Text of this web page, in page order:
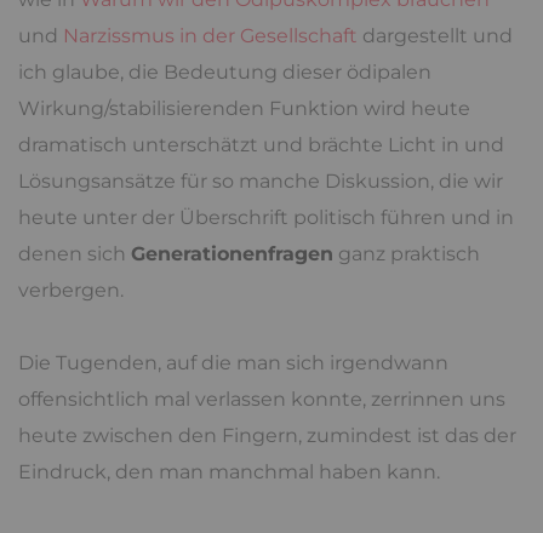
und Narzissmus in der Gesellschaft dargestellt und
ich glaube, die Bedeutung dieser ödipalen
Wirkung/stabilisierenden Funktion wird heute
dramatisch unterschätzt und brächte Licht in und
Lösungsansätze für so manche Diskussion, die wir
heute unter der Überschrift politisch führen und in
denen sich Generationenfragen ganz praktisch
verbergen.
Die Tugenden, auf die man sich irgendwann
offensichtlich mal verlassen konnte, zerrinnen uns
heute zwischen den Fingern, zumindest ist das der
Eindruck, den man manchmal haben kann.